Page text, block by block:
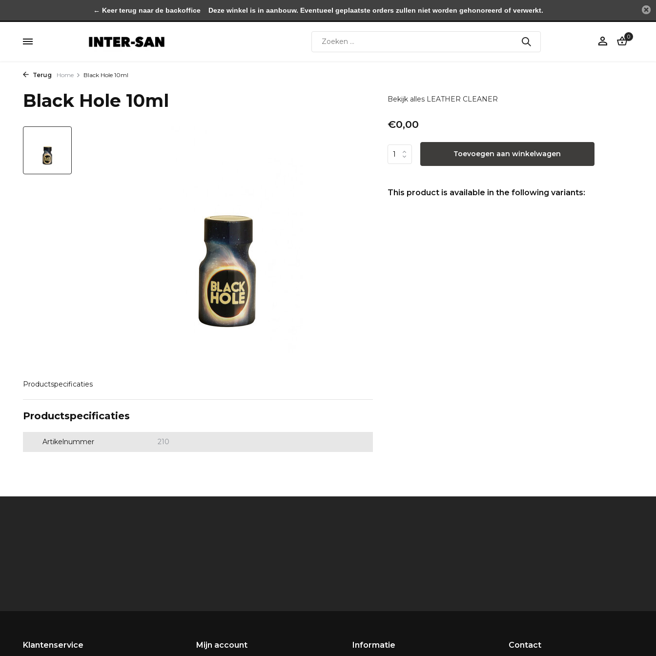
0
Terug Home Black Hole 10ml
Black Hole 10ml
Productspecificaties
Productspecificaties
Artikelnummer 210
Bekijk alles LEATHER CLEANER
€0,00
Toevoegen aan winkelwagen
This product is available in the following variants:
Klantenservice Mijn account Informatie Contact
← Keer terug naar de backoffice Deze winkel is in aanbouw. Eventueel geplaatste orders zullen niet worden gehonoreerd of verwerkt.